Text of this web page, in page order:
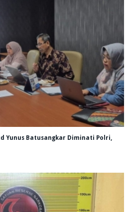
Yunus Batusangkar Diminati Polri,